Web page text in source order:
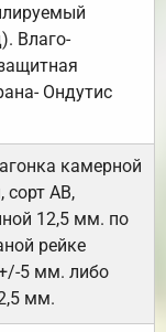
Влаго-
Ондутис
камерной
сорт АВ,
12,5 мм. по
рейке
5 мм. либо
мм.